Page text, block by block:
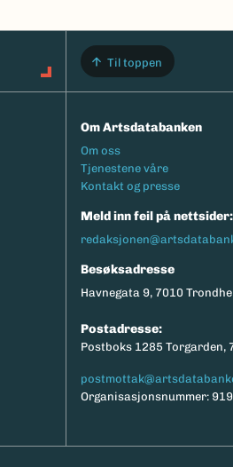
Til toppen
Om Artsdatabanken
Footermeny
Om oss
Tjenestene våre
Kontakt og presse
Meld inn feil på nettsider:
Besøksadresse
Havnegata 9, 7010
Postadresse:
Postboks 1285 Torgarden,
Organisasjonsnummer: